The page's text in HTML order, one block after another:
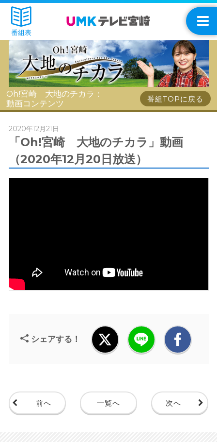
番組表
Oh!宮崎 大地のチカラ：
動画コンテンツ
番組TOPに戻る
2020年12月21日
「Oh!宮崎 大地のチカラ」動画
（2020年12月20日放送）
シェアする！
前へ 一覧へ 次へ